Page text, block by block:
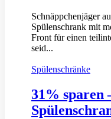
Schnäppchenjäger
Spülenschrank mit
Front für einen
seid...
Spülenschränke
31%